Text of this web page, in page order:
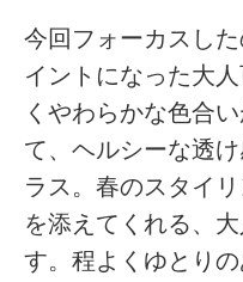
今回フォーカスし
イントになった大
くやわらかな色合
て、ヘルシーな透
ラス。春のスタイ
を添えてくれる、
す。程よくゆとり